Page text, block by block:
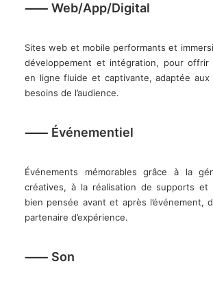
⸺ Web/App/Digital
Sites web et mobile performants et
développement et intégration, pour offrir
en ligne fluide et captivante, adaptée
besoins de l’audience.
⸺ Événementiel
Événements mémorables grâce à la
créatives, à la réalisation de supports et
bien pensée avant et après l’événement,
partenaire d’expérience.
⸺ Son